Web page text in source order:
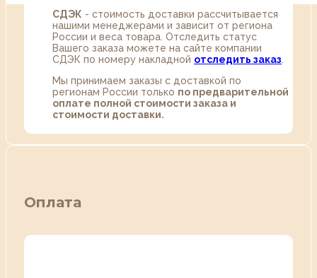
СДЭК - стоимость доставки рассчитывается
нашими менеджерами и зависит от региона
России и веса товара. Отследить статус
Вашего заказа можете на сайте компании
СДЭК по номеру накладной отследить заказ
Мы принимаем заказы с доставкой по
регионам России только по предварительной
оплате полной стоимости заказа и
стоимости доставки.
Оплата